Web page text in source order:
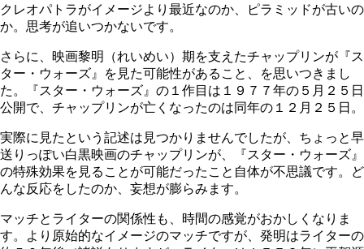
クレオパトラがイメージより最近なのか、ピラミッドが古いの
か。思考が追いつかないです。
さらに、映画黎明（れいめい）期を支えたチャップリンが『ス
ター・ウォーズ』を見た可能性があること、を思いつきまし
た。『スター・ウォーズ』の１作目は１９７７年の５月２５日
公開で、チャップリンが亡くなったのは同年の１２月２５日。
実際に見たという記述は見つかりませんでしたが、ちょっと早
送りっぽい白黒映画のチャップリンが、『スター・ウォーズ』
の特殊効果を見ることが可能だったこと自体が不思議です。ど
んな反応をしたのか、妄想が膨らみます。
マッチとライターの関係性も、時間の感覚がおかしくなりま
す。より原始的なイメージのマッチですが、発明はライターの